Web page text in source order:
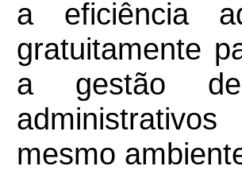
a eficiência
gratuitamente
a gestão
mesmo